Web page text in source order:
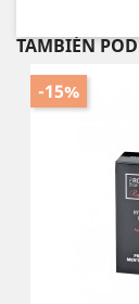
TAMBIÉN
-15%